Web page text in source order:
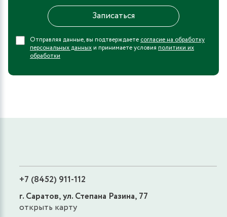
Отправляя данные, вы подтверждаете согласие на обработку
персональных данныхи принимаете условия политики их
обработки
+7 (8452) 911-112
г. Саратов, ул. Степана Разина, 77
открыть карту